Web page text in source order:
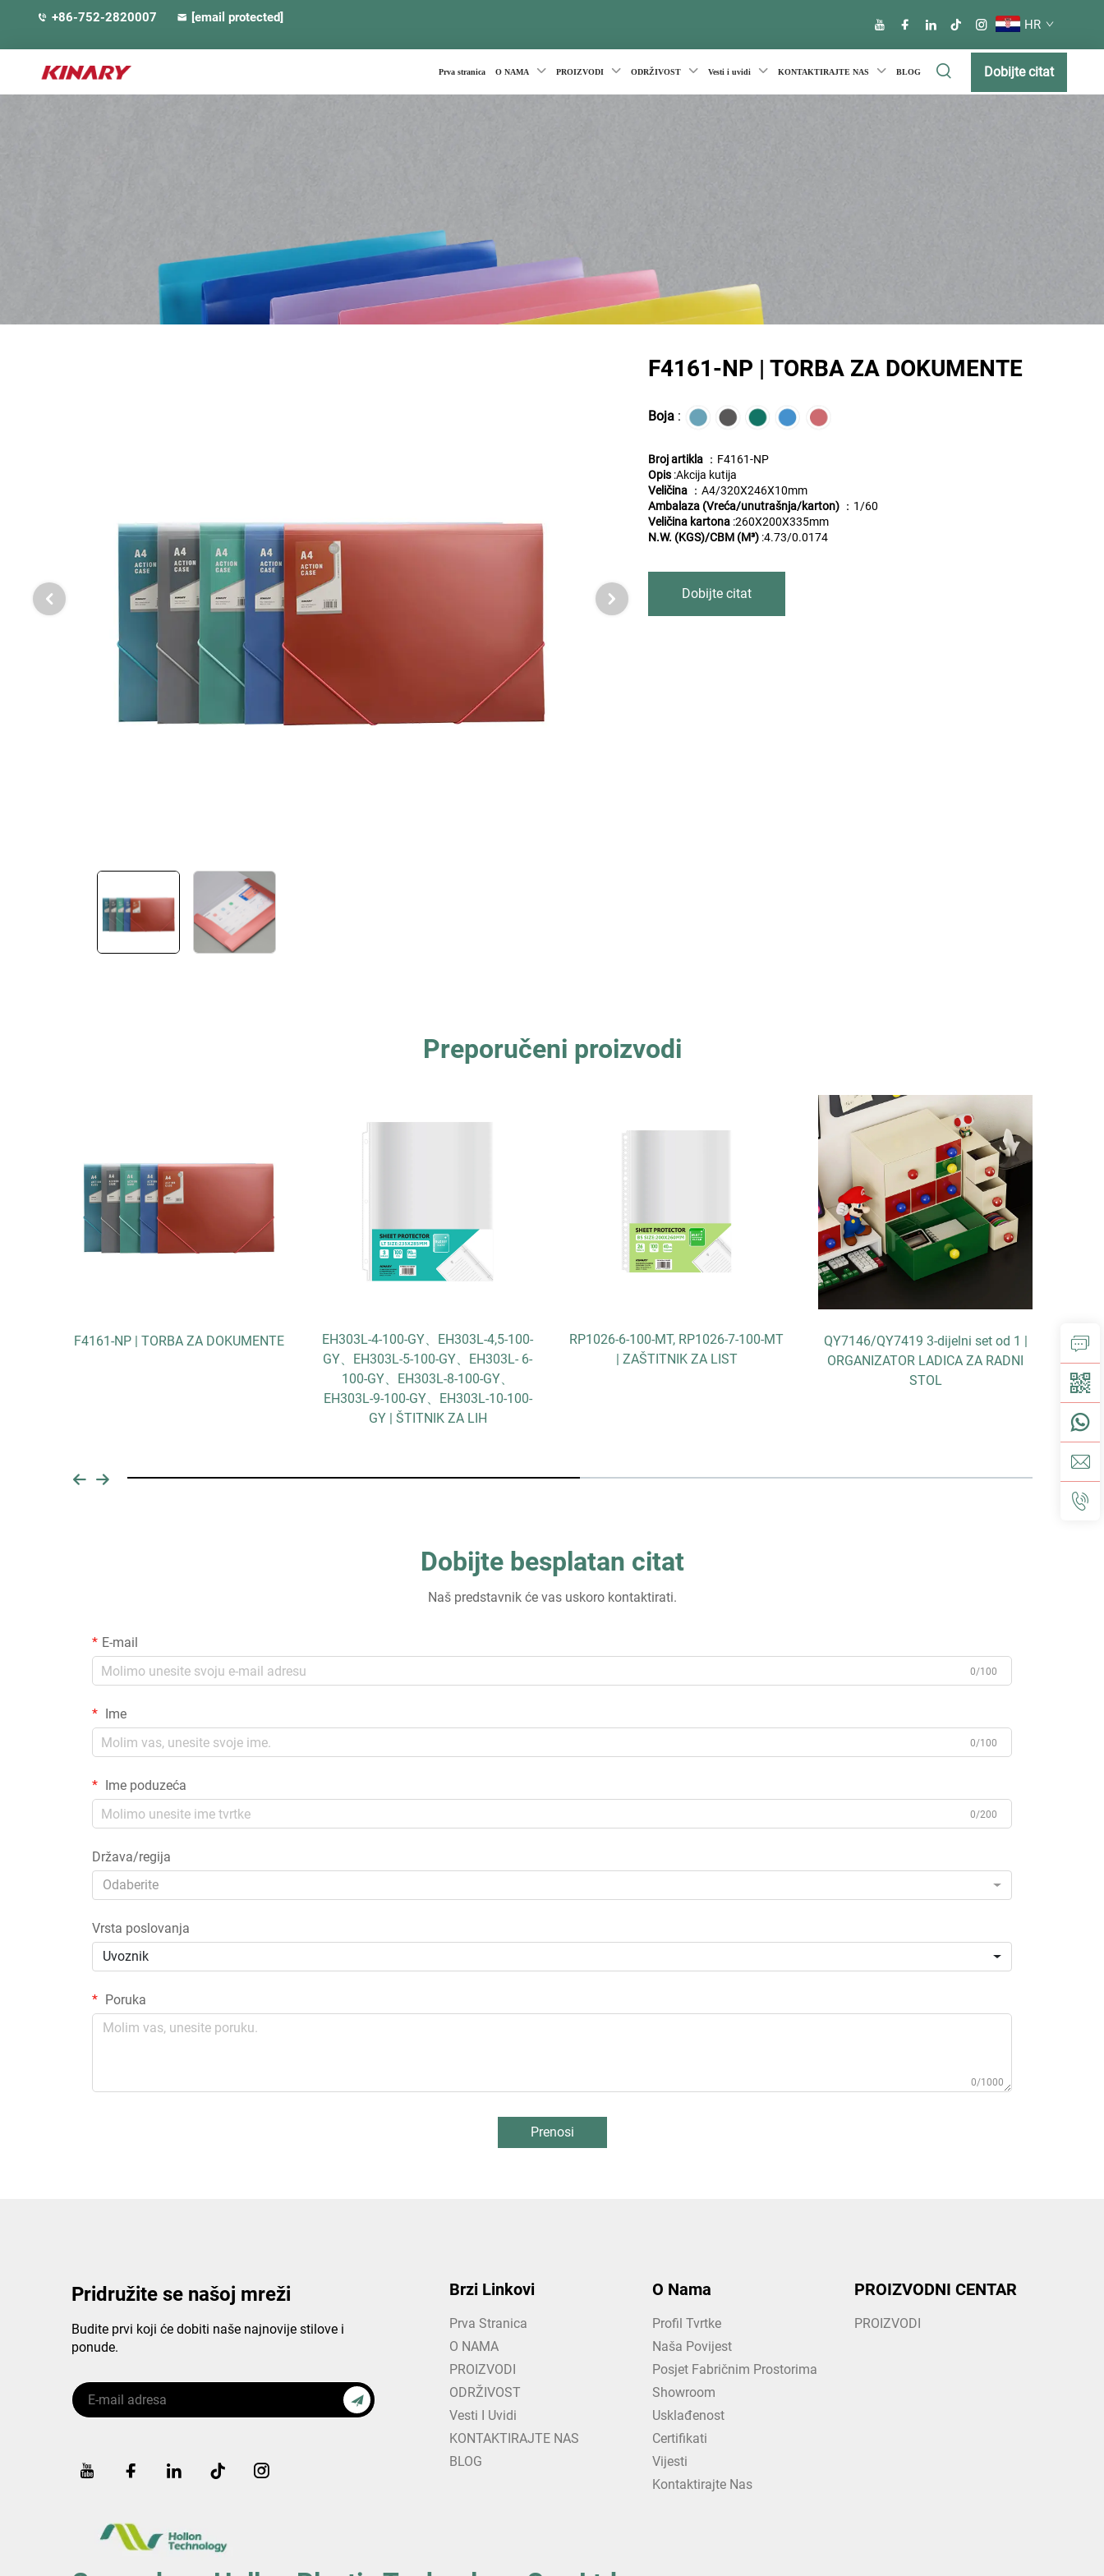
+86-752-2820007 [email protected] HR
Prva stranica O NAMA PROIZVODI ODRŽIVOST Vesti i uvidi KONTAKTIRAJTE NAS BLOG Dobijte citat
F4161-NP | TORBA ZA DOKUMENTE
Boja :
Broj artikla ：F4161-NP
Opis :Akcija kutija
Veličina ：A4/320X246X10mm
Ambalaza (Vreća/unutrašnja/karton) ： 1/60
Veličina kartona :260X200X335mm
N.W. (KGS)/CBM (M³) :4.73/0.0174
Dobijte citat
Preporučeni proizvodi
F4161-NP | TORBA ZA DOKUMENTE
EH303L-4-100-GY、EH303L-4,5-100-
GY、EH303L-5-100-GY、EH303L- 6-
100-GY、EH303L-8-100-GY、
EH303L-9-100-GY、EH303L-10-100-
GY | ŠTITNIK ZA LIH
RP1026-6-100-MT, RP1026-7-100-MT
| ZAŠTITNIK ZA LIST
QY7146/QY7419 3-dijelni set od 1 |
ORGANIZATOR LADICA ZA RADNI
STOL
Dobijte besplatan citat
Naš predstavnik će vas uskoro kontaktirati.
E-mail
0/100
Ime
0/100
Ime poduzeća
0/200
Država/regija
Odaberite
Vrsta poslovanja
Uvoznik
Poruka
0/1000
Prenosi
Pridružite se našoj mreži
Budite prvi koji će dobiti naše najnovije stilove i
ponude.
Brzi Linkovi
Prva Stranica
O NAMA
PROIZVODI
ODRŽIVOST
Vesti I Uvidi
KONTAKTIRAJTE NAS
BLOG
O Nama
Profil Tvrtke
Naša Povijest
Posjet Fabričnim Prostorima
Showroom
Usklađenost
Certifikati
Vijesti
Kontaktirajte Nas
PROIZVODNI CENTAR
PROIZVODI